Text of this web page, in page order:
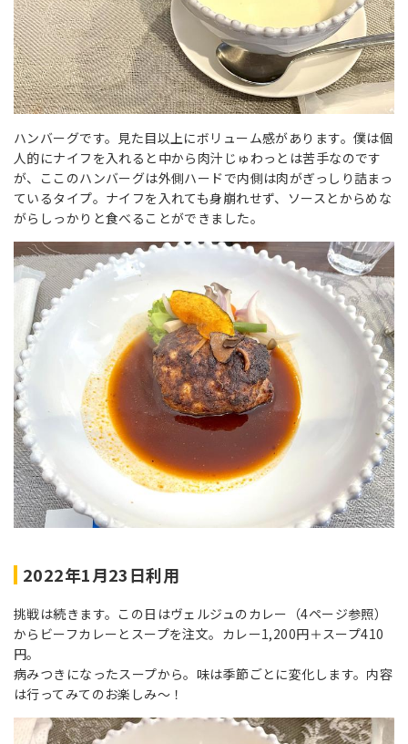
ハンバーグです。見た目以上にボリューム感があります。僕は個
人的にナイフを入れると中から肉汁じゅわっとは苦手なのです
が、ここのハンバーグは外側ハードで内側は肉がぎっしり詰まっ
ているタイプ。ナイフを入れても身崩れせず、ソースとからめな
がらしっかりと食べることができました。
2022年1月23日利用
挑戦は続きます。この日はヴェルジュのカレー（4ページ参照）
からビーフカレーとスープを注文。カレー1,200円＋スープ410
円。
病みつきになったスープから。味は季節ごとに変化します。内容
は行ってみてのお楽しみ～！